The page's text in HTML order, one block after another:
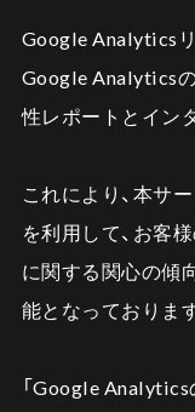
Google Analytics
Google Analytics
性レポートとイン
これにより、本サ
を利用して、お客
に関する関心の傾
能となっております
「Google